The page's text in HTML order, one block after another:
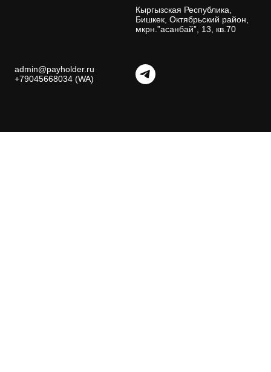
Кыргызская Республика,
Бишкек, Октябрьский район,
мкрн.”асанбай”, 13, кв.70
admin@payholder.ru
+79045668034 (WA)